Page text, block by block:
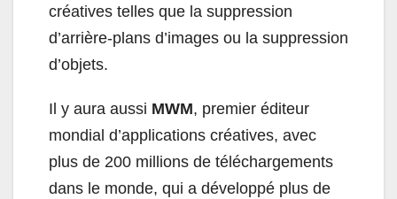
créatives telles que la suppression
d’arrière-plans d’images ou la suppression
d’objets.
Il y aura aussi MWM, premier éditeur
mondial d’applications créatives, avec
plus de 200 millions de téléchargements
dans le monde, qui a développé plus de